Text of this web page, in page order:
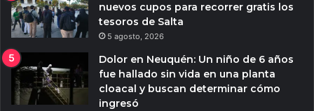
nuevos cupos para recorrer gratis los
tesoros de Salta
5 agosto, 2026
Dolor en Neuquén: Un niño de 6 años
fue hallado sin vida en una planta
cloacal y buscan determinar cómo
ingresó